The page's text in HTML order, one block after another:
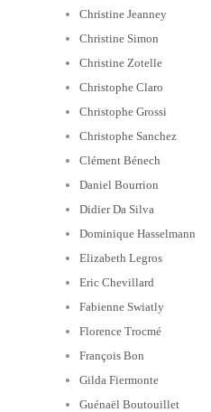
Christine Jeanney
Christine Simon
Christine Zotelle
Christophe Claro
Christophe Grossi
Christophe Sanchez
Clément Bénech
Daniel Bourrion
Didier Da Silva
Dominique Hasselmann
Elizabeth Legros
Eric Chevillard
Fabienne Swiatly
Florence Trocmé
François Bon
Gilda Fiermonte
Guénaël Boutouillet